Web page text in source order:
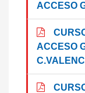
ACCESO
ACCESO